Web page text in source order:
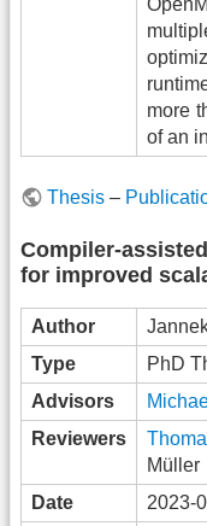
more
of an
Thesis –
Compiler-
for improved
Author
Type
PhD
Advisors
Reviewers
Müller
Date
2023-